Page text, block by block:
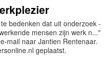
bedenken dat uit onderzoek -
mensen zijn werk n..."
mail naar Jantien Rentenaar.
geplaatst.